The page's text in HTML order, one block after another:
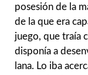
posesión de la
de la que era
juego, que traía
disponía a
lana. Lo iba